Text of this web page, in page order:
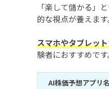
「楽して儲かる」
的な視点が養えます
スマホやタブレッ
験者におすすめです
AI株価予想アプリ名